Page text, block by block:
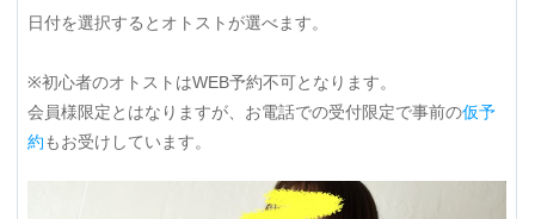
日付を選択するとオトストが選べます。
※初心者のオトストはWEB予約不可となります。
会員様限定とはなりますが、お電話での受付限定で事前の仮予
約もお受けしています。